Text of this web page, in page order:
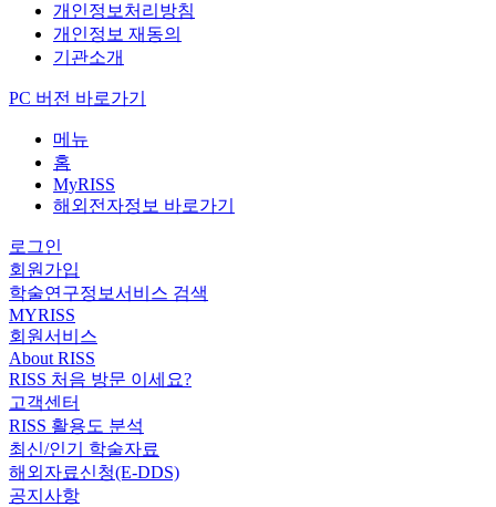
개인정보처리방침
개인정보 재동의
기관소개
PC 버전 바로가기
메뉴
홈
MyRISS
해외전자정보 바로가기
로그인
회원가입
학술연구정보서비스 검색
MYRISS
회원서비스
About RISS
RISS 처음 방문 이세요?
고객센터
RISS 활용도 분석
최신/인기 학술자료
해외자료신청(E-DDS)
공지사항